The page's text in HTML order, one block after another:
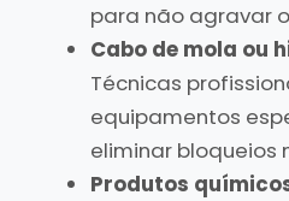
para não agravar
Cabo de mola ou
Técnicas
equipamentos
eliminar bloqueios
Produtos